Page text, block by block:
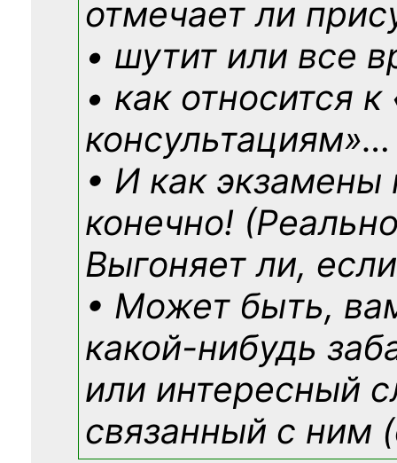
отмечает ли
• шутит или все
• как относится
консультациям»…
• И как экзамены
конечно!
Выгоняет ли,
• Может быть,
какой-нибудь
или интересный
связанный с ним